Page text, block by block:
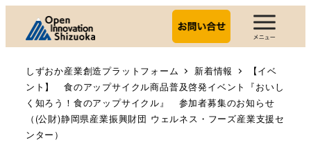
しずおか産業創造プラットフォーム 新着情報
【イベ
ント】 食のアップサイクル商品普及啓発イベント『おいし
く知ろう！食のアップサイクル』 参加者募集のお知らせ
（(公財)静岡県産業振興財団 ウェルネス・フーズ産業支援セ
ンター）